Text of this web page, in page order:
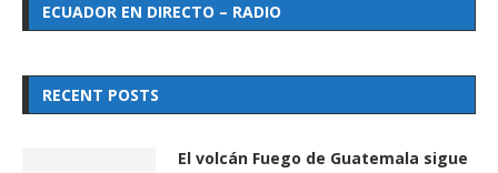
ECUADOR EN DIRECTO – RADIO
RECENT POSTS
El volcán Fuego de Guatemala sigue